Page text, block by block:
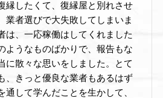
縁したくて、復縁屋と別れさせ
業者選びで大失敗してしまいま
は、一応稼働はしてくれました
ようなものばかりで、報告もな
に散々な思いをしました。とて
、きっと優良な業者もあるはず
通して学んだことを生かして、